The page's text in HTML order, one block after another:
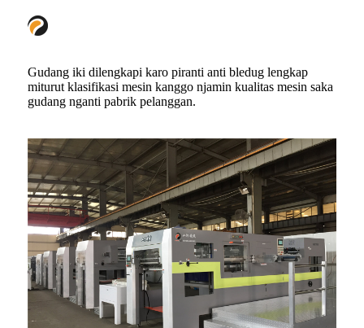
Gudang iki dilengkapi karo piranti anti bledug lengkap
miturut klasifikasi mesin kanggo njamin kualitas mesin saka
gudang nganti pabrik pelanggan.